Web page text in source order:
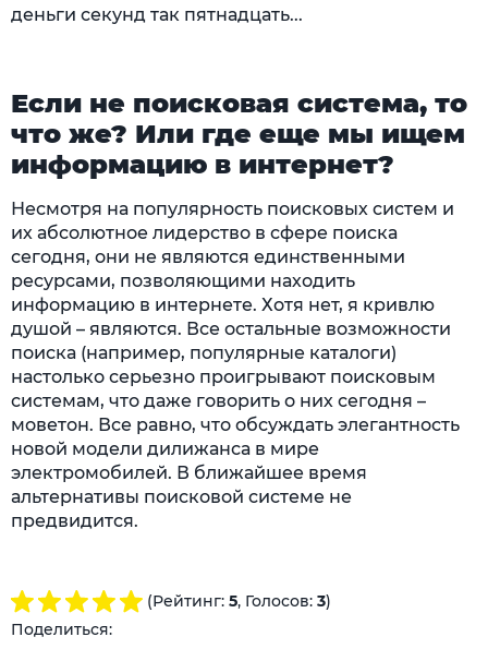
деньги секунд так пятнадцать...
Если не поисковая система, то
что же? Или где еще мы ищем
информацию в интернет?
Несмотря на популярность поисковых систем и
их абсолютное лидерство в сфере поиска
сегодня, они не являются единственными
ресурсами, позволяющими находить
информацию в интернете. Хотя нет, я кривлю
душой – являются. Все остальные возможности
поиска (например, популярные каталоги)
настолько серьезно проигрывают поисковым
системам, что даже говорить о них сегодня –
моветон. Все равно, что обсуждать элегантность
новой модели дилижанса в мире
электромобилей. В ближайшее время
альтернативы поисковой системе не
предвидится.
(Рейтинг: 5, Голосов: 3)
Поделиться: